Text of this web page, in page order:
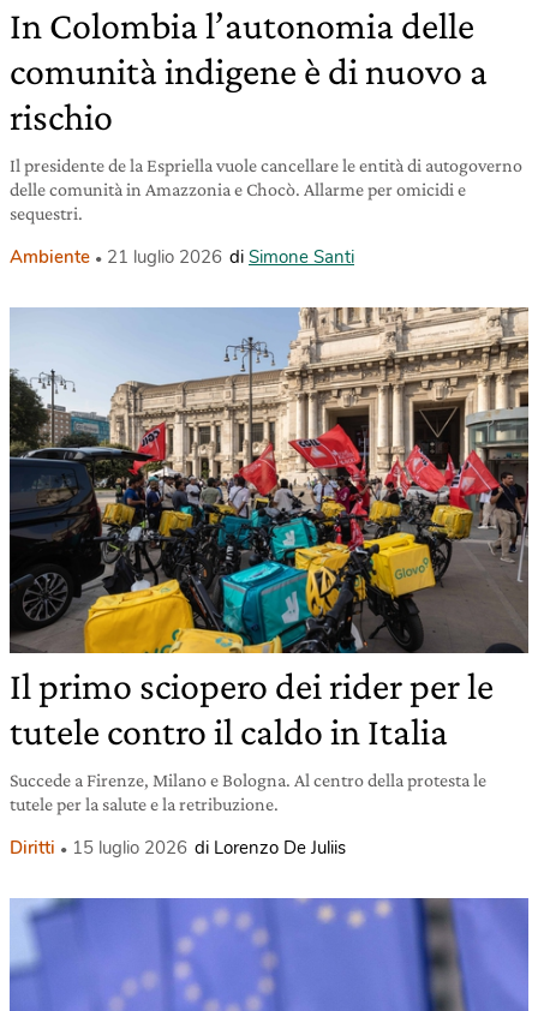
In Colombia l’autonomia delle
comunità indigene è di nuovo a
rischio
Il presidente de la Espriella vuole cancellare le entità di autogoverno
delle comunità in Amazzonia e Chocò. Allarme per omicidi e
sequestri.
Ambiente 21 luglio 2026 di Simone Santi
Il primo sciopero dei rider per le
tutele contro il caldo in Italia
Succede a Firenze, Milano e Bologna. Al centro della protesta le
tutele per la salute e la retribuzione.
Diritti 15 luglio 2026 di Lorenzo De Juliis